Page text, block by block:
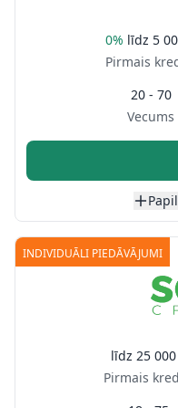
0% līdz 5
Pirmais
20 - 70
Vecums
INDIVIDUĀLI PIEDĀVĀJUMI
līdz 25
Pirmais